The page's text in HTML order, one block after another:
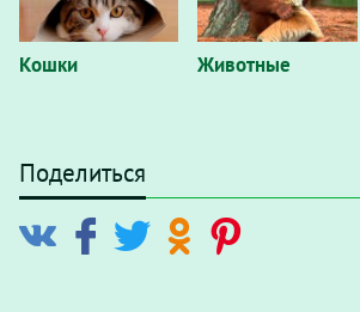
Кошки Животные
Поделиться